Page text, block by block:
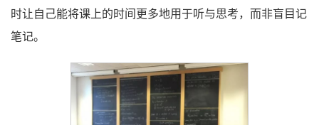
时让自己能将课上的时间更多地用于听与思考，而非盲目记
笔记。